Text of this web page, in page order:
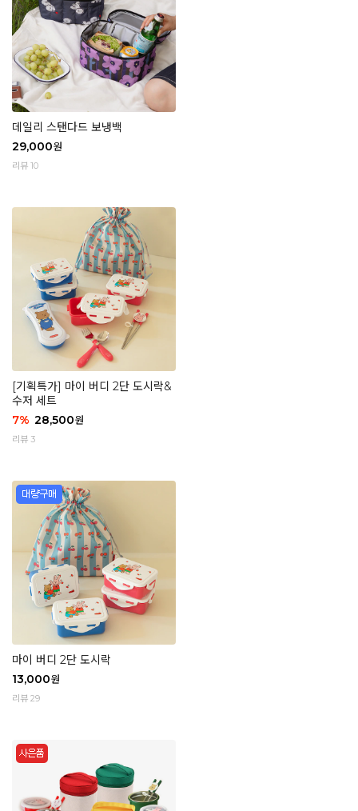
데일리 스탠다드 보냉백
29,000원
리뷰 10
[기획특가] 마이 버디 2단 도시락&
수저 세트
7% 28,500원
리뷰 3
마이 버디 2단 도시락
13,000원
리뷰 29